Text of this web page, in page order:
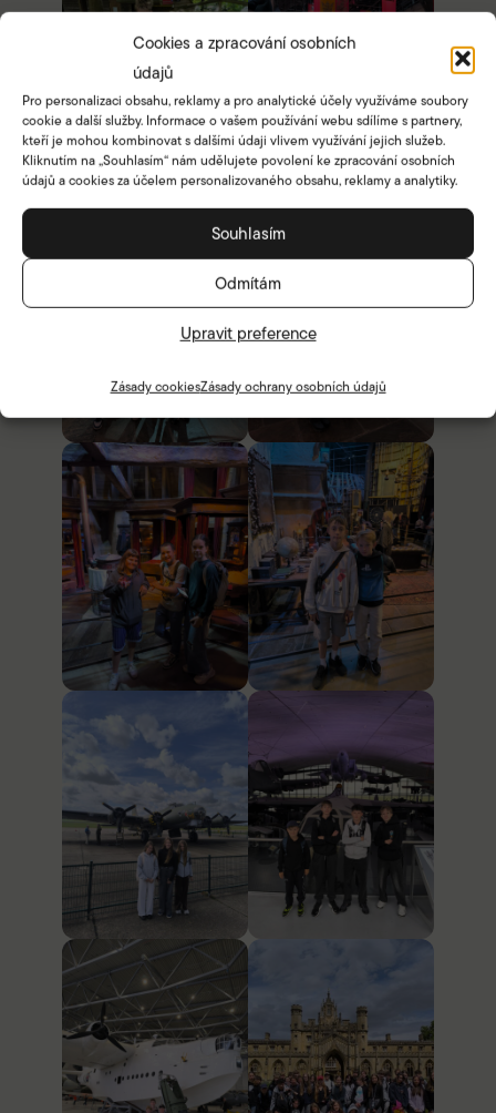
Cookies a zpracování osobních
údajů
Pro personalizaci obsahu, reklamy a pro analytické účely využíváme soubory
cookie a další služby. Informace o vašem používání webu sdílíme s partnery,
kteří je mohou kombinovat s dalšími údaji vlivem využívání jejich služeb.
Kliknutím na „Souhlasím“ nám udělujete povolení ke zpracování osobních
údajů a cookies za účelem personalizovaného obsahu, reklamy a analytiky.
Souhlasím
Odmítám
Upravit preference
Zásady cookiesZásady ochrany osobních údajů